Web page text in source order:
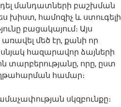
մանդատների բաշխման
համոզիչ և ստուգելի
բացակայում։ Այս
մեծ էր, քանի որ
հազարավոր ձայների
տարբերությանը, որը, ըստ
համար։
սկզբունքը։